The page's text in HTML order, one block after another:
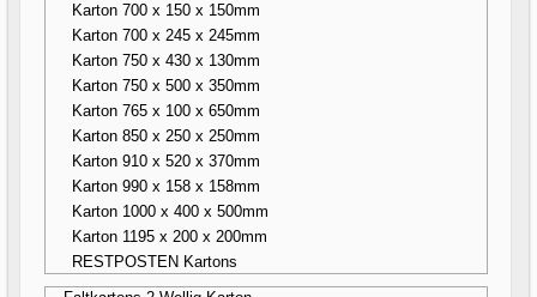
Karton 700 x 150 x 150mm
Karton 700 x 245 x 245mm
Karton 750 x 430 x 130mm
Karton 750 x 500 x 350mm
Karton 765 x 100 x 650mm
Karton 850 x 250 x 250mm
Karton 910 x 520 x 370mm
Karton 990 x 158 x 158mm
Karton 1000 x 400 x 500mm
Karton 1195 x 200 x 200mm
RESTPOSTEN Kartons